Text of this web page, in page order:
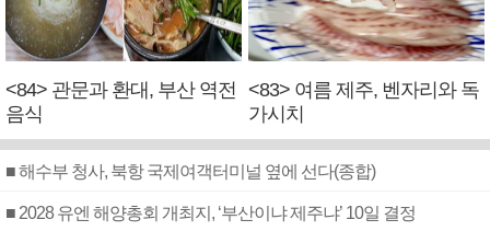
<84> 관문과 환대, 부산 역전
음식
<83> 여름 제주, 벤자리와 독
가시치
■ 해수부 청사, 북항 국제여객터미널 옆에 선다(종합)
■ 2028 유엔 해양총회 개최지, ‘부산이냐 제주냐’ 10일 결정